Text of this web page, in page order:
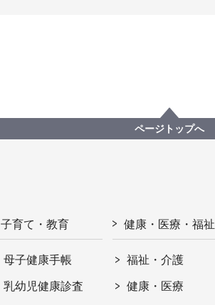
ページトップへ
子育て・教育
母子健康手帳
乳幼児健康診査
健康・医療・福祉
福祉・介護
健康・医療